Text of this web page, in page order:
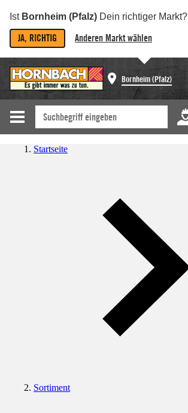
Ist Bornheim (Pfalz) Dein richtiger Markt?
JA, RICHTIG Anderen Markt wählen
Bornheim (Pfalz)
Startseite
Sortiment